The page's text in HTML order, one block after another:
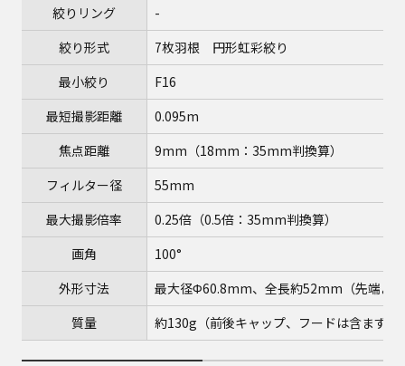
絞りリング
-
絞り形式
7枚羽根 円形虹彩絞り
最小絞り
F16
最短撮影距離
0.095m
焦点距離
9mm（18mm：35mm判換算）
フィルター径
55mm
最大撮影倍率
0.25倍（0.5倍：35mm判換算）
画角
100°
外形寸法
最大径Φ60.8mm、全長約52mm（先端よ
質量
約130g（前後キャップ、フードは含まず）